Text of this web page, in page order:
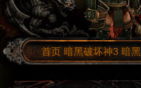
首页暗黑破坏神3 暗